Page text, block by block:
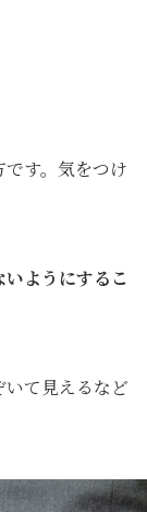
す。気をつけ
ようにするこ
て見えるなど